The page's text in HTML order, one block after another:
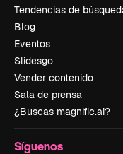
Tendencias de
Blog
Eventos
Slidesgo
Vender contenido
Sala de prensa
¿Buscas magnific.ai?
Síguenos